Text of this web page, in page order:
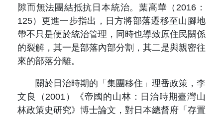
隙而無法團結抵抗日本統治。葉高華（2016：
125）更進一步指出，日方將部落遷移至山腳地
帶不只是便於統治管理，同時也導致原住民關係
的裂解，其一是部落內部分割，其二是與親密往
來的部落分離。
關於日治時期的「集團移住」理番政策，李
文良（2001）《帝國的山林：日治時期臺灣山
林政策史研究》博士論文，對日本總督府「存置